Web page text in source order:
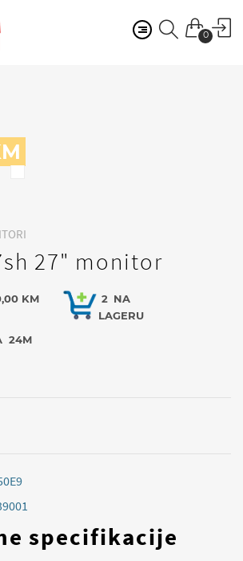
0
27" monitor
KM 2 NA
LAGERU
24M
specifikacije